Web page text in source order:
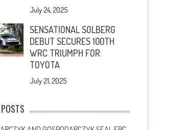
July 24, 2025
SENSATIONAL SOLBERG
DEBUT SECURES 100TH
WRC TRIUMPH FOR
TOYOTA
July 21, 2025